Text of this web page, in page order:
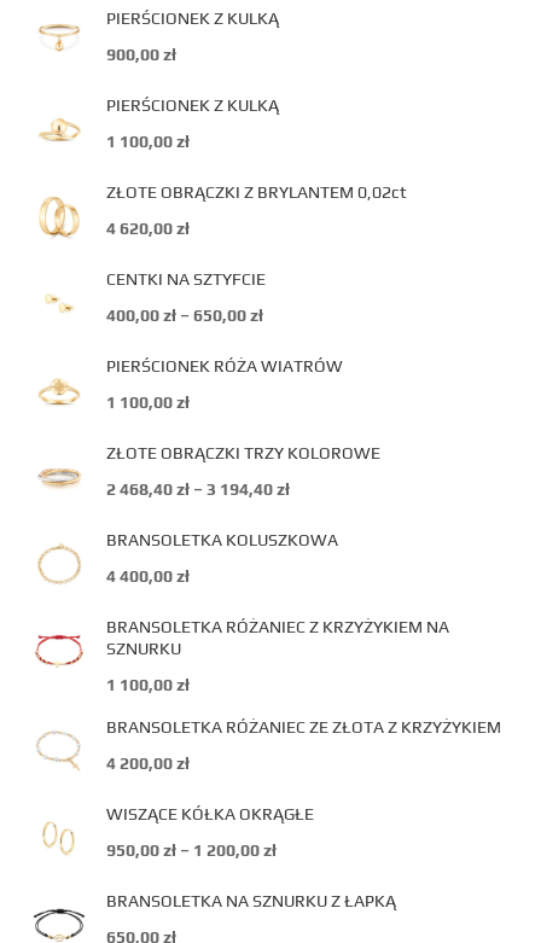
PIERŚCIONEK Z KULKĄ
900,00zł
PIERŚCIONEK Z KULKĄ
1 100,00zł
ZŁOTE OBRĄCZKI Z BRYLANTEM 0,02ct
4 620,00zł
CENTKI NA SZTYFCIE
400,00zł – 650,00zł
PIERŚCIONEK RÓŻA WIATRÓW
1 100,00zł
ZŁOTE OBRĄCZKI TRZY KOLOROWE
2 468,40zł – 3 194,40zł
BRANSOLETKA KOLUSZKOWA
4 400,00zł
BRANSOLETKA RÓŻANIEC Z KRZYŻYKIEM NA
SZNURKU
1 100,00zł
BRANSOLETKA RÓŻANIEC ZE ZŁOTA Z KRZYŻYKIEM
4 200,00zł
WISZĄCE KÓŁKA OKRĄGŁE
950,00zł – 1 200,00zł
BRANSOLETKA NA SZNURKU Z ŁAPKĄ
650,00zł